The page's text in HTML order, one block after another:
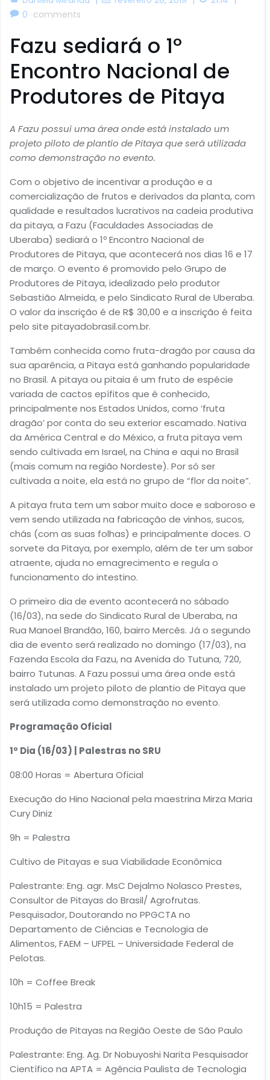
0 comments
Fazu sediará o 1º
Encontro Nacional de
Produtores de Pitaya
A Fazu possui uma área onde está instalado um
projeto piloto de plantio de Pitaya que será utilizada
como demonstração no evento.
Com o objetivo de incentivar a produção e a
comercialização de frutos e derivados da planta, com
qualidade e resultados lucrativos na cadeia produtiva
da pitaya, a Fazu (Faculdades Associadas de
Uberaba) sediará o 1º Encontro Nacional de
Produtores de Pitaya, que acontecerá nos dias 16 e 17
de março. O evento é promovido pelo Grupo de
Produtores de Pitaya, idealizado pelo produtor
Sebastião Almeida, e pelo Sindicato Rural de Uberaba.
O valor da inscrição é de R$ 30,00 e a inscrição é feita
pelo site pitayadobrasil.com.br.
Também conhecida como fruta-dragão por causa da
sua aparência, a Pitaya está ganhando popularidade
no Brasil. A pitaya ou pitaia é um fruto de espécie
variada de cactos epífitos que é conhecido,
principalmente nos Estados Unidos, como ‘fruta
dragão’ por conta do seu exterior escamado. Nativa
da América Central e do México, a fruta pitaya vem
sendo cultivada em Israel, na China e aqui no Brasil
(mais comum na região Nordeste). Por só ser
cultivada a noite, ela está no grupo de “flor da noite”.
A pitaya fruta tem um sabor muito doce e saboroso e
vem sendo utilizada na fabricação de vinhos, sucos,
chás (com as suas folhas) e principalmente doces. O
sorvete da Pitaya, por exemplo, além de ter um sabor
atraente, ajuda no emagrecimento e regula o
funcionamento do intestino.
O primeiro dia de evento acontecerá no sábado
(16/03), na sede do Sindicato Rural de Uberaba, na
Rua Manoel Brandão, 160, bairro Mercês. Já o segundo
dia de evento será realizado no domingo (17/03), na
Fazenda Escola da Fazu, na Avenida do Tutuna, 720,
bairro Tutunas. A Fazu possui uma área onde está
instalado um projeto piloto de plantio de Pitaya que
será utilizada como demonstração no evento.
Programação Oficial
1º Dia (16/03) | Palestras no SRU
08:00 Horas = Abertura Oficial
Execução do Hino Nacional pela maestrina Mirza Maria
Cury Diniz
9h = Palestra
Cultivo de Pitayas e sua Viabilidade Econômica
Palestrante: Eng. agr. MsC Dejalmo Nolasco Prestes,
Consultor de Pitayas do Brasil/ Agrofrutas.
Pesquisador, Doutorando no PPGCTA no
Departamento de Ciências e Tecnologia de
Alimentos, FAEM – UFPEL – Universidade Federal de
Pelotas.
10h = Coffee Break
10h15 = Palestra
Produção de Pitayas na Região Oeste de São Paulo
Palestrante: Eng. Ag. Dr Nobuyoshi Narita Pesquisador
Científico na APTA = Agência Paulista de Tecnologia